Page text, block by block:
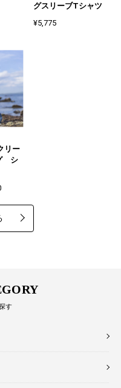
グスリーブTシャツ
¥5,775
リー
シ
す